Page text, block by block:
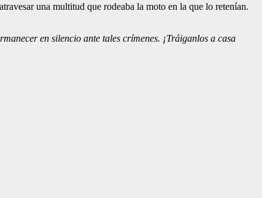
una multitud que rodeaba la moto en la que lo retenían.
en silencio ante tales crímenes. ¡Tráiganlos a casa